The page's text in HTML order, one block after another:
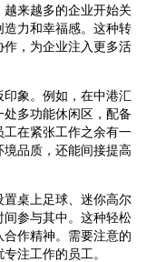
来越多的企业开始关
力和幸福感。这种转
，为企业注入更多活
象。例如，在中港汇
多功能休闲区，配备
在紧张工作之余有一
品质，还能间接提高
桌上足球、迷你高尔
参与其中。这种轻松
作精神。需要注意的
注工作的员工。